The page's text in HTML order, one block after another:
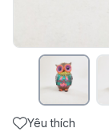
Yêu thích